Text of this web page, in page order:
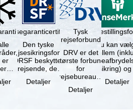
er
i
Rejsegaranticertifikat
Den tyske
rejsesikringsfond
DRSF beskytter
rejsende, der
pakkerejse eller
Detaljer
Tysk
rejseforbund
DRV er det
største forbund
for
rejsebureauer
rejsearrangører
Detaljer
Du kan
mellem (inklusiv
Detaljer